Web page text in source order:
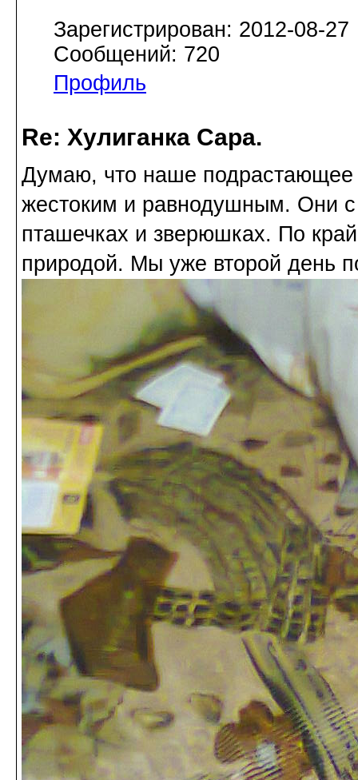
Зарегистрирован: 2012-08-27
Сообщений: 720
Профиль
Re: Хулиганка Сара.
Думаю, что наше подрастающее
жестоким и равнодушным. Они с
пташечках и зверюшках. По
природой. Мы уже второй день